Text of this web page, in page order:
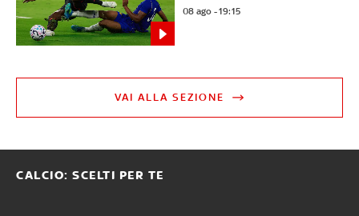
08 ago - 19:15
VAI ALLA SEZIONE
CALCIO: SCELTI PER TE